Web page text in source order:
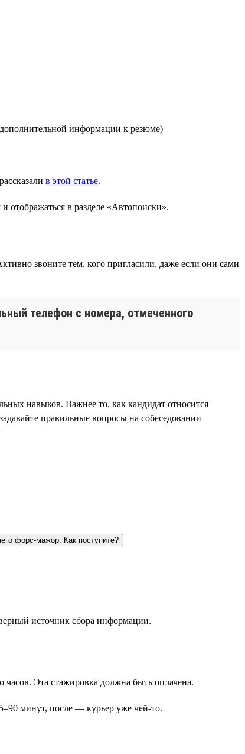
информации к резюме)
в этой статье.
отображаться в разделе «Автопоиски».
звоните тем, кого пригласили, даже если они сами
телефон с номера, отмеченного
навыков. Важнее то, как кандидат относится
правильные вопросы на собеседовании
форс-мажор. Как поступите?
источник сбора информации.
Эта стажировка должна быть оплачена.
минут, после — курьер уже чей-то.